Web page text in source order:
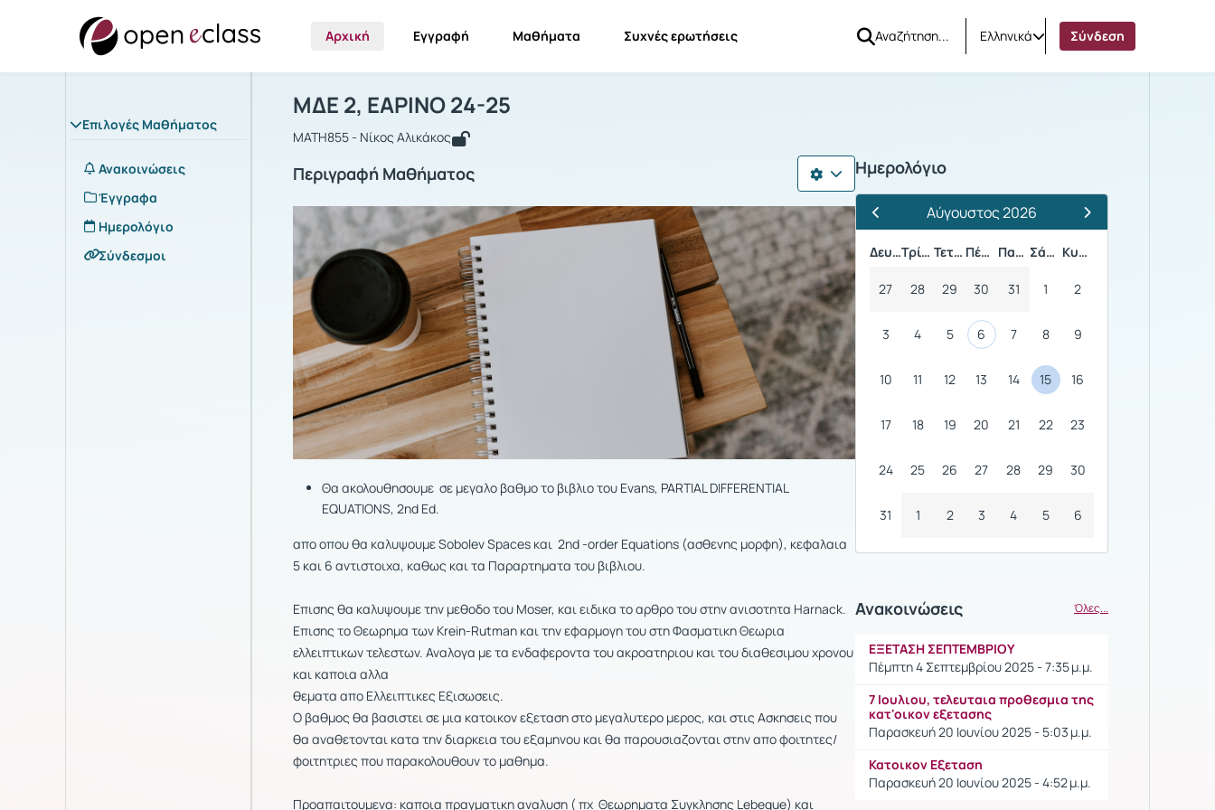
Αρχική Εγγραφή Μαθήματα Συχνές ερωτήσεις Ελληνικά Σύνδεση
Επιλογές Μαθήματος
Ανακοινώσεις
Έγγραφα
Ημερολόγιο
Σύνδεσμοι
Μάθημα : ΜΔΕ 2, ΕΑΡΙΝΟ 24-25
ΜΔΕ 2, ΕΑΡΙΝΟ 24-25
MATH855 - Νίκος Αλικάκος
Περιγραφή Μαθήματος
Θα ακολουθησουμε σε μεγαλο βαθμο το βιβλιο του Evans, PARTIAL DIFFERENTIAL
EQUATIONS, 2nd Ed.
απο οπου θα καλυψουμε Sobolev Spaces και 2nd -order Equations (ασθενης μορφη), κεφαλαια
5 και 6 αντιστοιχα, καθως και τα Παραρτηματα του βιβλιου.
Επισης θα καλυψουμε την μεθοδο του Moser, και ειδικα το αρθρο του στην ανισοτητα Harnack.
Επισης το Θεωρημα των Krein-Rutman και την εφαρμογη του στη Φασματικη Θεωρια
ελλειπτικων τελεστων. Αναλογα με τα ενδαφεροντα του ακροατηριου και του διαθεσιμου χρονου
και καποια αλλα
θεματα απο Ελλειπτικες Εξισωσεις.
Ο βαθμος θα βασιστει σε μια κατοικον εξεταση στο μεγαλυτερο μερος, και στις Ασκησεις που
θα αναθετονται κατα την διαρκεια του εξαμηνου και θα παρουσιαζονται στην απο φοιτητες/
φοιτητριες που παρακολουθουν το μαθημα.
Προαπαιτουμενα: καποια πραγματικη αναλυση ( πχ Θεωρηματα Συγκλησης Lebegue) και
Ημερολόγιο
Προηγούμενος Μήνας
Αύγουστος 2026
Επόμενος Μήνας
Δευτέρα
Τρίτη Τετάρτη Πέμπτη Παρασκευή Σάββατο Κυριακή
27 28 29 30 31 1 2
3 4 5 6 7 8 9
10 11 12 13 14 15 16
17 18 19 20 21 22 23
24 25 26 27 28 29 30
31 1 2 3 4 5 6
Ανακοινώσεις Όλες...
ΕΞΕΤΑΣΗ ΣΕΠΤΕΜΒΡΙΟΥ
Πέμπτη 4 Σεπτεμβρίου 2025 - 7:35 μ.μ.
7 Ιουλιου, τελευταια προθεσμια της
κατ'οικον εξετασης
Παρασκευή 20 Ιουνίου 2025 - 5:03 μ.μ.
Κατοικον Εξεταση
Παρασκευή 20 Ιουνίου 2025 - 4:52 μ.μ.